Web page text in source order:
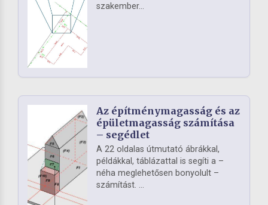
szakember...
Az építménymagasság és az
épületmagasság számítása
– segédlet
A 22 oldalas útmutató ábrákkal,
példákkal, táblázattal is segíti a –
néha meglehetősen bonyolult –
számítást. ...